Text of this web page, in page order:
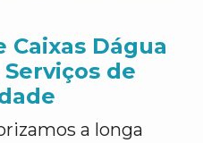
Caixas Dágua
de
a longa